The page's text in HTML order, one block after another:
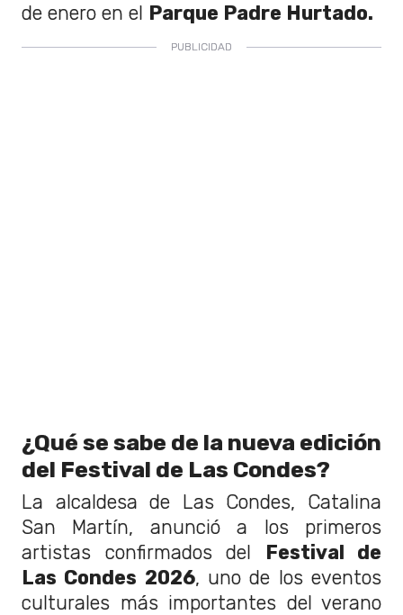
de enero en el Parque Padre Hurtado.
¿Qué se sabe de la nueva edición
del Festival de Las Condes?
La alcaldesa de Las Condes, Catalina
San Martín, anunció a los primeros
artistas confirmados del Festival de
Las Condes 2026, uno de los eventos
culturales más importantes del verano